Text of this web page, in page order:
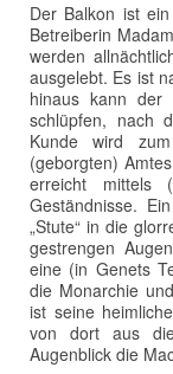
Der Balkon ist
Betreiberin
werden
ausgelebt. Es ist
hinaus kann der
schlüpfen, nach
Kunde wird
(geborgten)
erreicht mittels
Geständnisse.
„Stute“ in die
gestrengen
eine (in Genets
die Monarchie
ist seine
von dort aus
Augenblick die